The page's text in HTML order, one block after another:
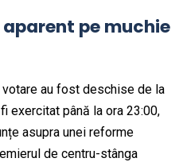
pe muchie
au fost deschise de la
exercitat până la ora 23:00,
asupra unei reforme
de centru-stânga